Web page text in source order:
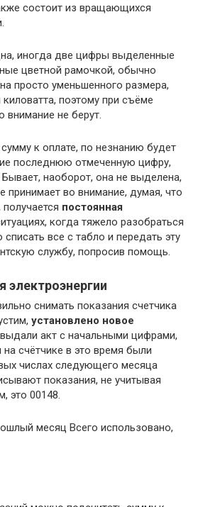
состоит из вращающихся
иногда две цифры выделенные
цветной рамочкой, обычно
просто уменьшенного размера,
поэтому при съёме
внимание не берут.
к оплате, по незнанию будет
последнюю отмеченную цифру,
Бывает, наоборот, она не выделена,
принимает во внимание, думая, что
постоянная
когда тяжело разобраться
все с табло и передать эту
службу, попросив помощь.
электроэнергии
снимать показания счетчика
установлено новое
выдали акт с начальными цифрами,
на счётчике в это время были
числах следующего месяца
показания, не учитывая
это 00148.
месяц Всего использовано,